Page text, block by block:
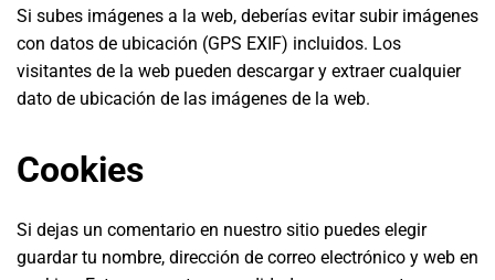
Si subes imágenes a la web, deberías evitar subir imágenes
con datos de ubicación (GPS EXIF) incluidos. Los
visitantes de la web pueden descargar y extraer cualquier
dato de ubicación de las imágenes de la web.
Cookies
Si dejas un comentario en nuestro sitio puedes elegir
guardar tu nombre, dirección de correo electrónico y web en